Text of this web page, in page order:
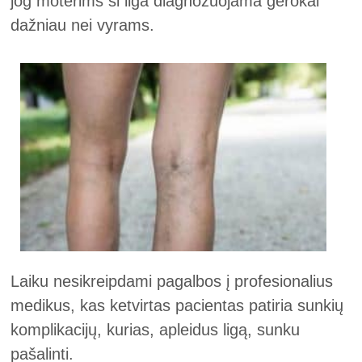
dažniau nei vyrams.
Laiku nesikreipdami pagalbos į profesionalius
medikus, kas ketvirtas pacientas patiria sunkių
komplikacijų, kurias, apleidus ligą, sunku
pašalinti.